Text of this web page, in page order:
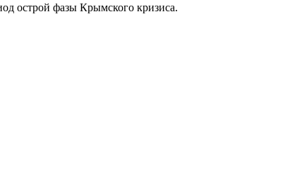
острой фазы Крымского кризиса.